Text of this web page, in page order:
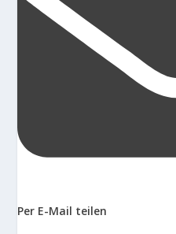
Per E-Mail teilen